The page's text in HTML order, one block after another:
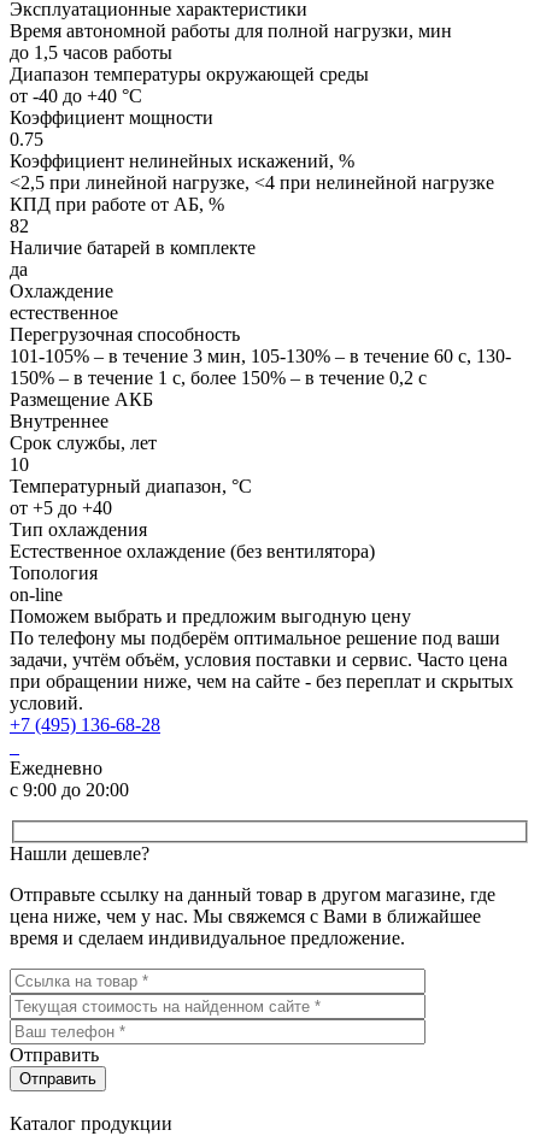
Эксплуатационные характеристики
Время автономной работы для полной нагрузки, мин
до 1,5 часов работы
Диапазон температуры окружающей среды
от -40 до +40 °C
Коэффициент мощности
0.75
Коэффициент нелинейных искажений, %
<2,5 при линейной нагрузке, <4 при нелинейной нагрузке
КПД при работе от АБ, %
82
Наличие батарей в комплекте
да
Охлаждение
естественное
Перегрузочная способность
101-105% – в течение 3 мин, 105-130% – в течение 60 с, 130-
150% – в течение 1 с, более 150% – в течение 0,2 с
Размещение АКБ
Внутреннее
Срок службы, лет
10
Температурный диапазон, °C
от +5 до +40
Тип охлаждения
Естественное охлаждение (без вентилятора)
Топология
on-line
Поможем выбрать и предложим выгодную цену
По телефону мы подберём оптимальное решение под ваши
задачи, учтём объём, условия поставки и сервис. Часто цена
при обращении ниже, чем на сайте - без переплат и скрытых
условий.
+7 (495) 136-68-28
Ежедневно
с 9:00 до 20:00
Нашли дешевле?
Отправьте ссылку на данный товар в другом магазине, где
цена ниже, чем у нас. Мы свяжемся с Вами в ближайшее
время и сделаем индивидуальное предложение.
Отправить
Каталог продукции